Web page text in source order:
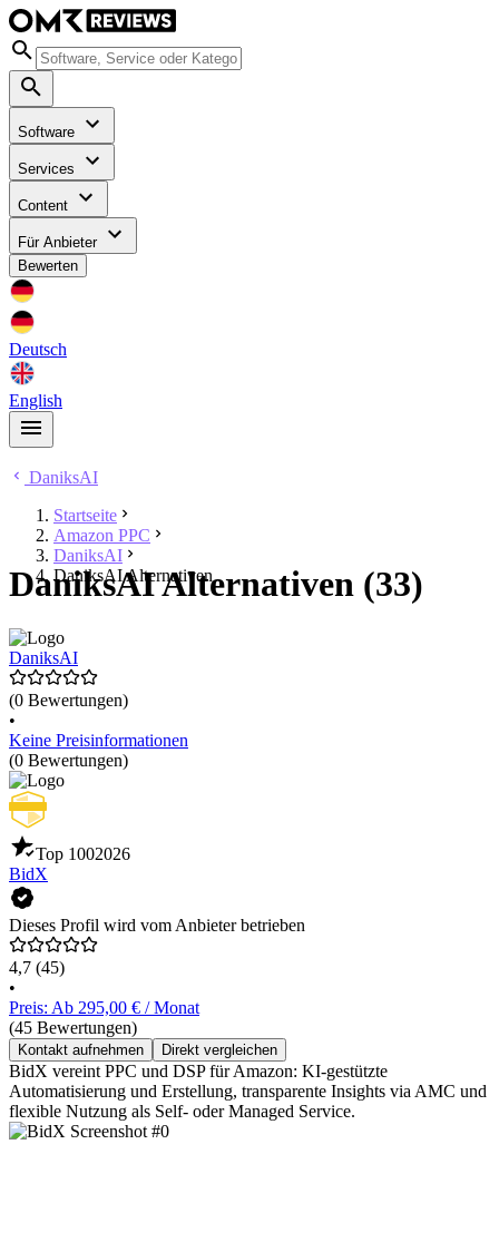
Software
Services
Content
Für Anbieter
Bewerten
Deutsch
English
DaniksAI
Startseite
Amazon PPC
DaniksAI
DaniksAI Alternativen
DaniksAI Alternativen (33)
DaniksAI
(0 Bewertungen)
•
Keine Preisinformationen
(0 Bewertungen)
Top 1002026
BidX
Dieses Profil wird vom Anbieter betrieben
4,7 (45)
•
Preis: Ab 295,00 € / Monat
(45 Bewertungen)
Kontakt aufnehmen Direkt vergleichen
BidX vereint PPC und DSP für Amazon: KI-gestützte
Automatisierung und Erstellung, transparente Insights via AMC und
flexible Nutzung als Self- oder Managed Service.